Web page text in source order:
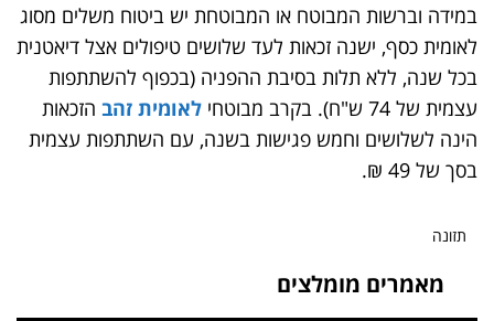
במידה וברשות המבוטח או המבוטחת יש ביטוח משלים מסוג
לאומית כסף, ישנה זכאות לעד שלושים טיפולים אצל דיאטנית
בכל שנה, ללא תלות בסיבת ההפניה (בכפוף להשתתפות
עצמית של 74 ש"ח). בקרב מבוטחי
לאומית זהב הזכאות
הינה לשלושים וחמש פגישות בשנה, עם השתתפות עצמית
בסך של 49 ₪.
תזונה
מאמרים מומלצים